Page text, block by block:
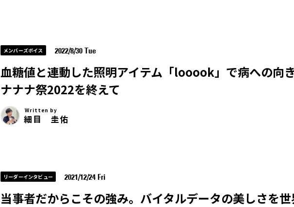
メンバーズボイス 2022/8/30 Tue
血糖値と連動した照明アイテム「looook」で病への向
ナナナ祭2022を終えて
Written by
細目 圭佑
リーダーインタビュー 2021/12/24 Fri
当事者だからこその強み。バイタルデータの美しさを